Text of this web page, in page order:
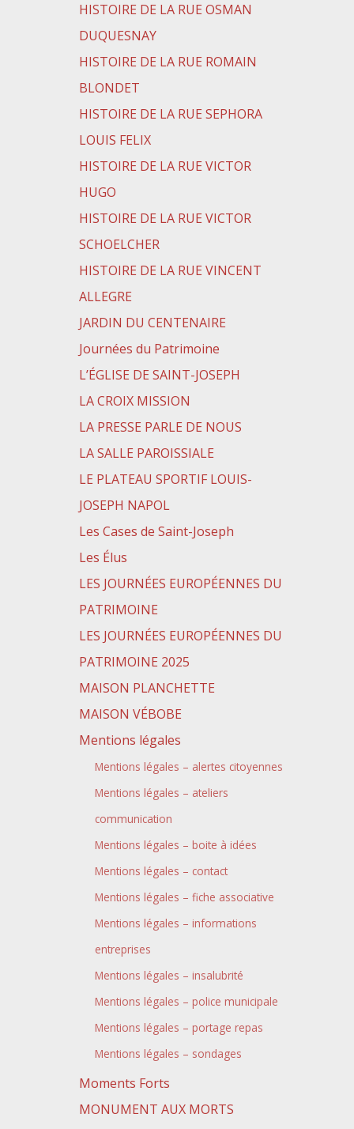
HISTOIRE DE LA RUE OSMAN
DUQUESNAY
HISTOIRE DE LA RUE ROMAIN
BLONDET
HISTOIRE DE LA RUE SEPHORA
LOUIS FELIX
HISTOIRE DE LA RUE VICTOR
HUGO
HISTOIRE DE LA RUE VICTOR
SCHOELCHER
HISTOIRE DE LA RUE VINCENT
ALLEGRE
JARDIN DU CENTENAIRE
Journées du Patrimoine
L’ÉGLISE DE SAINT-JOSEPH
LA CROIX MISSION
LA PRESSE PARLE DE NOUS
LA SALLE PAROISSIALE
LE PLATEAU SPORTIF LOUIS-
JOSEPH NAPOL
Les Cases de Saint-Joseph
Les Élus
LES JOURNÉES EUROPÉENNES DU
PATRIMOINE
LES JOURNÉES EUROPÉENNES DU
PATRIMOINE 2025
MAISON PLANCHETTE
MAISON VÉBOBE
Mentions légales
Mentions légales – alertes citoyennes
Mentions légales – ateliers
communication
Mentions légales – boite à idées
Mentions légales – contact
Mentions légales – fiche associative
Mentions légales – informations
entreprises
Mentions légales – insalubrité
Mentions légales – police municipale
Mentions légales – portage repas
Mentions légales – sondages
Moments Forts
MONUMENT AUX MORTS